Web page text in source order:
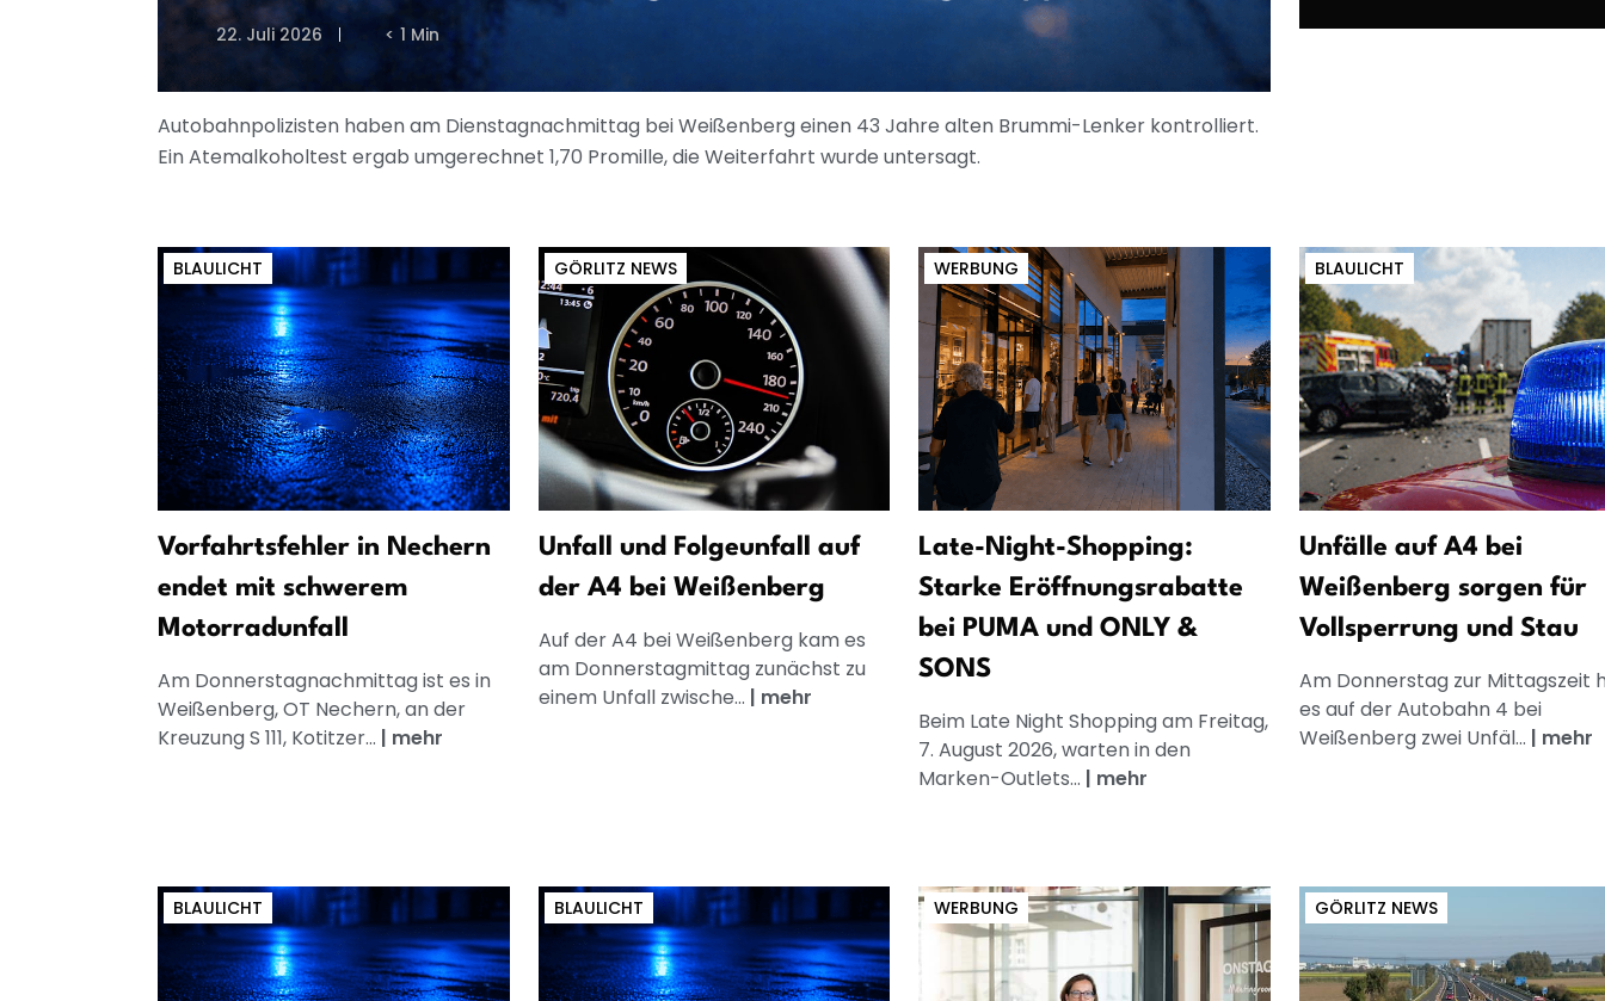
22. Juli 2026 < 1 Min
Autobahnpolizisten haben am Dienstagnachmittag bei Weißenberg einen 43 Jahre alten Brummi-Lenker kontrolliert.
Ein Atemalkoholtest ergab umgerechnet 1,70 Promille, die Weiterfahrt wurde untersagt.
BLAULICHT
Vorfahrtsfehler in Nechern
endet mit schwerem
Motorradunfall
Am Donnerstagnachmittag ist es in
Weißenberg, OT Nechern, an der
Kreuzung S 111, Kotitzer... | mehr
GÖRLITZ NEWS
Unfall und Folgeunfall auf
der A4 bei Weißenberg
Auf der A4 bei Weißenberg kam es
am Donnerstagmittag zunächst zu
einem Unfall zwische... | mehr
WERBUNG
Late-Night-Shopping:
Starke Eröffnungsrabatte
bei PUMA und ONLY &
SONS
Beim Late Night Shopping am Freitag,
7. August 2026, warten in den
Marken-Outlets... | mehr
BLAULICHT
Unfälle auf A4 bei
Weißenberg sorgen für
Vollsperrung und Stau
Am Donnerstag zur Mittagszeit
es auf der Autobahn 4 bei
Weißenberg zwei Unfäl... | mehr
BLAULICHT BLAULICHT WERBUNG GÖRLITZ NEWS